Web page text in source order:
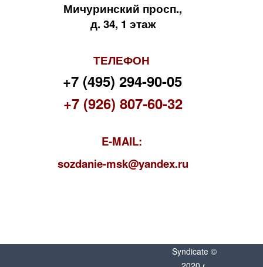
Мичуринский просп.,
д. 34, 1 этаж
ТЕЛЕФОН
+7 (495) 294-90-05
+7 (926) 807-60-32
E-MAIL:
sozdanie-msk@yandex.ru
Syndicate ©